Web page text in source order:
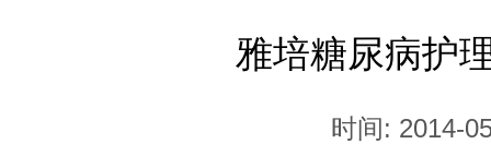
雅培糖尿病护
时间: 2014-